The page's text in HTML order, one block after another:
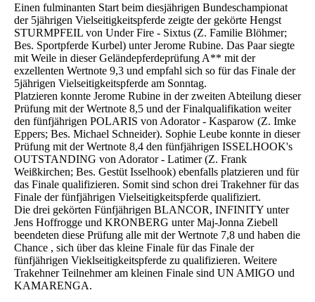
Einen fulminanten Start beim diesjährigen Bundeschampionat
der 5jährigen Vielseitigkeitspferde zeigte der gekörte Hengst
STURMPFEIL von Under Fire - Sixtus (Z. Familie Blöhmer;
Bes. Sportpferde Kurbel) unter Jerome Rubine. Das Paar siegte
mit Weile in dieser Geländepferdeprüfung A** mit der
exzellenten Wertnote 9,3 und empfahl sich so für das Finale der
5jährigen Vielseitigkeitspferde am Sonntag.
Platzieren konnte Jerome Rubine in der zweiten Abteilung dieser
Prüfung mit der Wertnote 8,5 und der Finalqualifikation weiter
den fünfjährigen POLARIS von Adorator - Kasparow (Z. Imke
Eppers; Bes. Michael Schneider). Sophie Leube konnte in dieser
Prüfung mit der Wertnote 8,4 den fünfjährigen ISSELHOOK's
OUTSTANDING von Adorator - Latimer (Z. Frank
Weißkirchen; Bes. Gestüt Isselhook) ebenfalls platzieren und für
das Finale qualifizieren. Somit sind schon drei Trakehner für das
Finale der fünfjährigen Vielseitigkeitspferde qualifiziert.
Die drei gekörten Fünfjährigen BLANCOR, INFINITY unter
Jens Hoffrogge und KRONBERG unter Maj-Jonna Ziebell
beendeten diese Prüfung alle mit der Wertnote 7,8 und haben die
Chance , sich über das kleine Finale für das Finale der
fünfjährigen Vieklseitigkeitspferde zu qualifizieren. Weitere
Trakehner Teilnehmer am kleinen Finale sind UN AMIGO und
KAMARENGA.